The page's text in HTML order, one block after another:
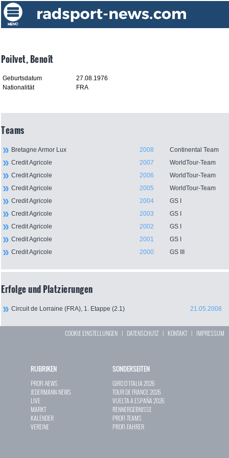
Poilvet, Benoît
Geburtsdatum
27.08.1976
Nationalität
FRA
Teams
Bretagne Armor Lux 2008
Continental Team
Credit Agricole
2007
WorldTour-Team
Credit Agricole
2006
WorldTour-Team
Credit Agricole
2005
WorldTour-Team
Credit Agricole
2004
GS I
Credit Agricole
2003
GS I
Credit Agricole
2002
GS I
Credit Agricole
2001
GS I
Credit Agricole
2000 GS III
Erfolge und Platzierungen
Circuit de Lorraine (FRA), 1. Etappe (2.1) 21.05.2008
COOKIE EINSTELLUNGEN | DATENSCHUTZ | KONTAKT| IMPRESSUM
RUBRIKEN
PROFI-NEWS
JEDERMANN-NEWS
LIVE
MARKT
KALENDER
VEREINE
SONDERSEITEN
GIRO D`ITALIA 2026
TOUR DE FRANCE 2026
VUELTA A ESPAÑA 2026
RENNERGEBNISSE
PROFI-TEAMS
PROFI-FAHRER